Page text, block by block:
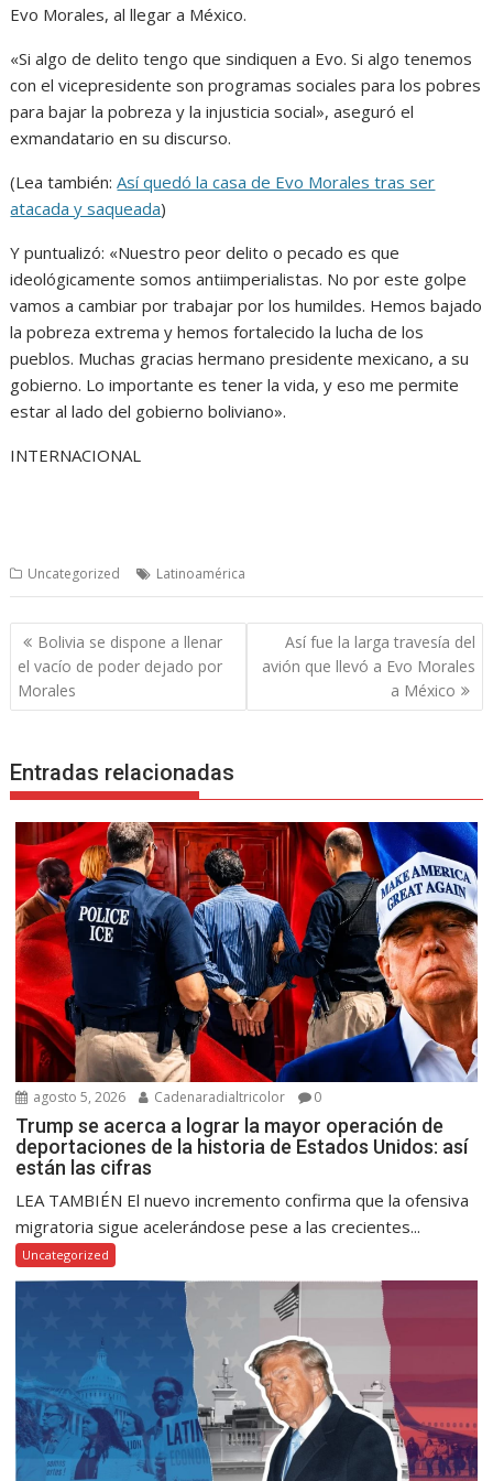
Evo Morales, al llegar a México.
«Si algo de delito tengo que sindiquen a Evo. Si algo tenemos
con el vicepresidente son programas sociales para los pobres
para bajar la pobreza y la injusticia social», aseguró el
exmandatario en su discurso.
(Lea también:Así quedó la casa de Evo Morales tras ser
atacada y saqueada)
Y puntualizó: «Nuestro peor delito o pecado es que
ideológicamente somos antiimperialistas. No por este golpe
vamos a cambiar por trabajar por los humildes. Hemos bajado
la pobreza extrema y hemos fortalecido la lucha de los
pueblos. Muchas gracias hermano presidente mexicano, a su
gobierno. Lo importante es tener la vida, y eso me permite
estar al lado del gobierno boliviano».
INTERNACIONAL
Uncategorized Latinoamérica
Navegación
de
entradas
Bolivia se dispone a llenar
el vacío de poder dejado por
Morales
Así fue la larga travesía del
avión que llevó a Evo Morales
a México
Entradas relacionadas
agosto 5, 2026 Cadenaradialtricolor 0
Trump se acerca a lograr la mayor operación de
deportaciones de la historia de Estados Unidos: así
están las cifras
LEA TAMBIÉN El nuevo incremento confirma que la ofensiva
migratoria sigue acelerándose pese a las crecientes...
Uncategorized